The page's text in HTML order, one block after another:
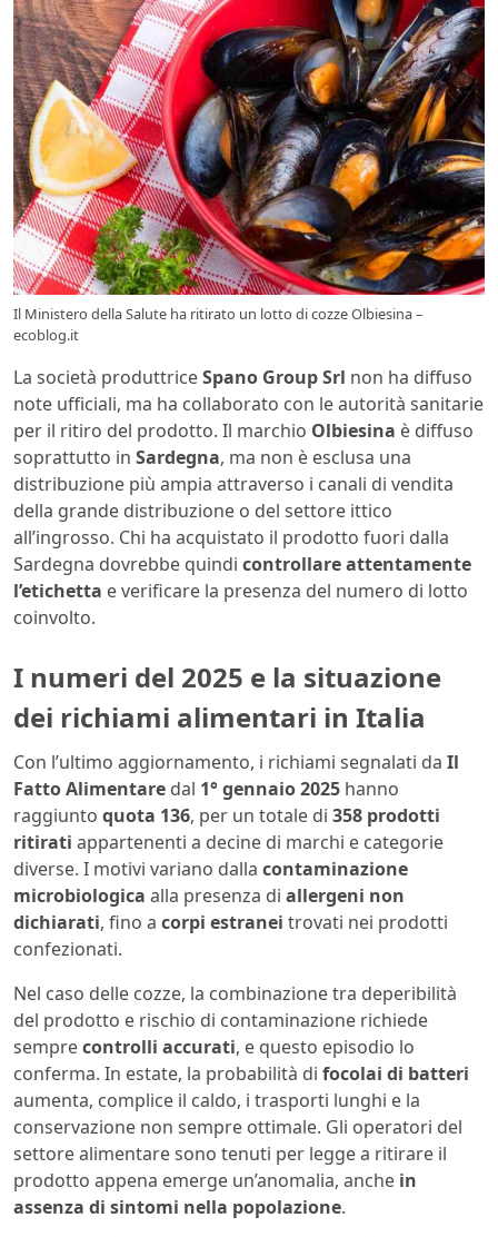
Il Ministero della Salute ha ritirato un lotto di cozze Olbiesina –
ecoblog.it
La società produttriceSpano Group Srl non ha diffuso
note ufficiali, ma ha collaborato con le autorità sanitarie
per il ritiro del prodotto. Il marchio Olbiesina è diffuso
soprattutto in Sardegna, ma non è esclusa una
distribuzione più ampia attraverso i canali di vendita
della grande distribuzione o del settore ittico
all’ingrosso. Chi ha acquistato il prodotto fuori dalla
Sardegna dovrebbe quindi controllare attentamente
l’etichetta e verificare la presenza del numero di lotto
coinvolto.
I numeri del 2025 e la situazione
dei richiami alimentari in Italia
Con l’ultimo aggiornamento, i richiami segnalati da Il
Fatto Alimentare dal 1° gennaio 2025 hanno
raggiunto quota 136, per un totale di 358 prodotti
ritirati appartenenti a decine di marchi e categorie
diverse. I motivi variano dalla contaminazione
microbiologica alla presenza di allergeni non
dichiarati, fino a corpi estranei trovati nei prodotti
confezionati.
Nel caso delle cozze, la combinazione tra deperibilità
del prodotto e rischio di contaminazione richiede
semprecontrolli accurati, e questo episodio lo
conferma. In estate, la probabilità di focolai di batteri
aumenta, complice il caldo, i trasporti lunghi e la
conservazione non sempre ottimale. Gli operatori del
settore alimentare sono tenuti per legge a ritirare il
prodotto appena emerge un’anomalia, anche in
assenza di sintomi nella popolazione.